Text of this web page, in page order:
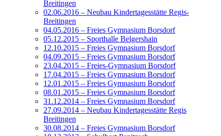
Breitingen
02.06.2016 – Neubau Kindertagesstätte Regis-
Breitingen
04.05.2016 – Freies Gymnasium Borsdorf
05.12.2015 – Sporthalle Belgershain
12.10.2015 – Freies Gymnasium Borsdorf
04.09.2015 – Freies Gymnasium Borsdorf
23.04.2015 – Freies-Gymnasium Borsdorf
17.04.2015 – Freies Gymnasium Borsdorf
12.01.2015 – Freies Gymnasium Borsdorf
08.01.2015 – Freies Gymnasium Borsdorf
31.12.2014 – Freies Gymnasium Borsdorf
27.09.2014 – Neubau Kindertagesstätte Regis
Breitingen
30.08.2014 – Freies Gymnasium Borsdorf